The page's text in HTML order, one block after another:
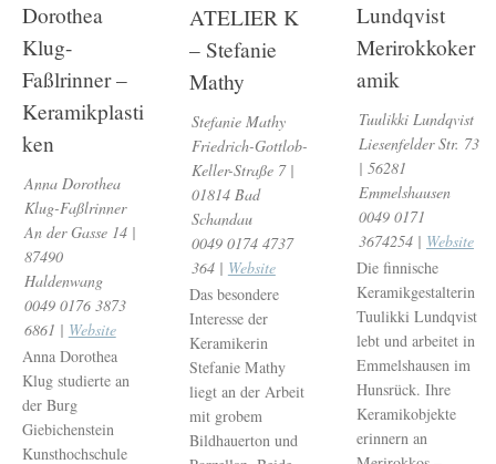
Dorothea
Klug-
Faßlrinner –
Keramikplasti
ken
Anna Dorothea
Klug-Faßlrinner
An der Gasse 14 |
87490
Haldenwang
0049 0176 3873
6861 | Website
Anna Dorothea
Klug studierte an
der Burg
Giebichenstein
Kunsthochschule
ATELIER K
– Stefanie
Mathy
Stefanie Mathy
Friedrich-Gottlob-
Keller-Straße 7 |
01814 Bad
Schandau
0049 0174 4737
364 | Website
Das besondere
Interesse der
Keramikerin
Stefanie Mathy
liegt an der Arbeit
mit grobem
Bildhauerton und
Lundqvist
Merirokkoker
amik
Tuulikki Lundqvist
Liesenfelder Str. 73
| 56281
Emmelshausen
0049 0171
3674254 | Website
Die finnische
Keramikgestalterin
Tuulikki Lundqvist
lebt und arbeitet in
Emmelshausen im
Hunsrück. Ihre
Keramikobjekte
erinnern an